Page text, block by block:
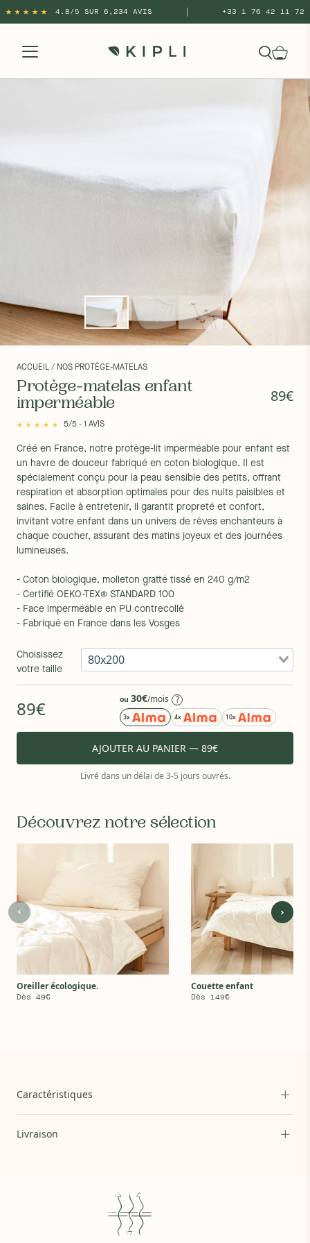
4.8/5 SUR 6,234 AVIS +33 1 76 42 11 72
ACCUEIL / NOS PROTÈGE-MATELAS
Protège-matelas enfant
imperméable
89€
5/5 - 1 AVIS
Créé en France, notre protège-lit imperméable pour enfant est
un havre de douceur fabriqué en coton biologique. Il est
spécialement conçu pour la peau sensible des petits, offrant
respiration et absorption optimales pour des nuits paisibles et
saines. Facile à entretenir, il garantit propreté et confort,
invitant votre enfant dans un univers de rêves enchanteurs à
chaque coucher, assurant des matins joyeux et des journées
lumineuses.
- Coton biologique, molleton gratté tissé en 240 g/m2
- Certifié OEKO-TEX® STANDARD 100
- Face imperméable en PU contrecollé
- Fabriqué en France dans les Vosges
Choisissez
votre taille
80x200
89€ ou30€/mois ?
3x 4x 10x
AJOUTER AU PANIER — 89€
Livré dans un délai de 3-5 jours ouvrés.
Découvrez notre sélection
Oreiller écologique.
Dès 49€
Couette enfant
Dès 149€
Composition
Matières : Coton 100% biologique - Certifié OEKO-TEX®
STANDARD 100. Face intérieure en PU imperméable
Bonnet de 30 cm qui convient parfaitement aux
matelas enfant Kipli.
Caractéristiques
Livraison